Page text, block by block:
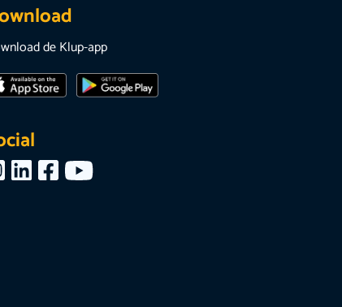
de Klup-app